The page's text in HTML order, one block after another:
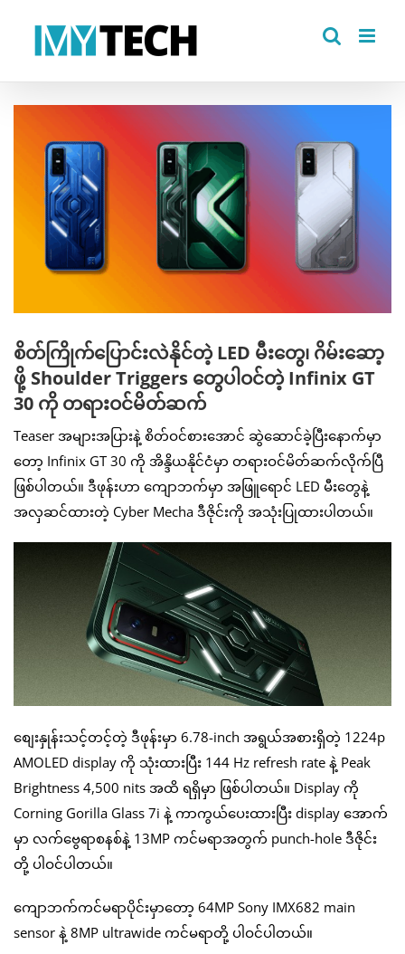
Larger
Image
စိတ်ကြိုက်ပြောင်းလဲနိုင်တဲ့ LED မီးတွေ၊ ဂိမ်းဆော့
ဖို့ Shoulder Triggers တွေပါဝင်တဲ့ Infinix GT
30 ကို တရားဝင်မိတ်ဆက်
Teaser အများအပြားနဲ့ စိတ်ဝင်စားအောင် ဆွဲဆောင်ခဲ့ပြီးနောက်မှာ
တော့ Infinix GT 30 ကို အိန္ဒိယနိုင်ငံမှာ တရားဝင်မိတ်ဆက်လိုက်ပြီ
ဖြစ်ပါတယ်။ ဒီဖုန်းဟာ ကျောဘက်မှာ အဖြူရောင် LED မီးတွေနဲ့
အလှဆင်ထားတဲ့ Cyber Mecha ဒီဇိုင်းကို အသုံးပြုထားပါတယ်။
စျေးနှုန်းသင့်တင့်တဲ့ ဒီဖုန်းမှာ 6.78-inch အရွယ်အစားရှိတဲ့ 1224p
AMOLED display ကို သုံးထားပြီး 144 Hz refresh rate နဲ့ Peak
Brightness 4,500 nits အထိ ရရှိမှာ ဖြစ်ပါတယ်။ Display ကို
Corning Gorilla Glass 7i နဲ့ ကာကွယ်ပေးထားပြီး display အောက်
မှာ လက်ဗွေရာစနစ်နဲ့ 13MP ကင်မရာအတွက် punch-hole ဒီဇိုင်း
တို့ ပါဝင်ပါတယ်။
ကျောဘက်ကင်မရာပိုင်းမှာတော့ 64MP Sony IMX682 main
sensor နဲ့ 8MP ultrawide ကင်မရာတို့ ပါဝင်ပါတယ်။